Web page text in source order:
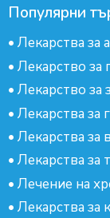
Популярни
• Лекарства за
• Лекарство за
• Лекарство за
• Лекарства за
• Лекарства за
• Лекарства за
• Лечение на
• Лекарства за